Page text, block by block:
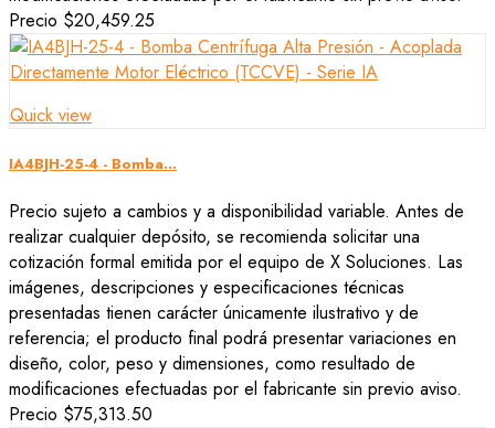
Precio $20,459.25
Quick view
IA4BJH-25-4 - Bomba...
Precio sujeto a cambios y a disponibilidad variable. Antes de
realizar cualquier depósito, se recomienda solicitar una
cotización formal emitida por el equipo de X Soluciones. Las
imágenes, descripciones y especificaciones técnicas
presentadas tienen carácter únicamente ilustrativo y de
referencia; el producto final podrá presentar variaciones en
diseño, color, peso y dimensiones, como resultado de
modificaciones efectuadas por el fabricante sin previo aviso.
Precio $75,313.50